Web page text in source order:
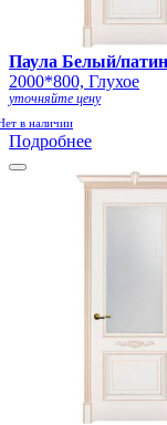
Паула Белый/
2000*800, Глухое
уточняйте цену
в наличии
Подробнее